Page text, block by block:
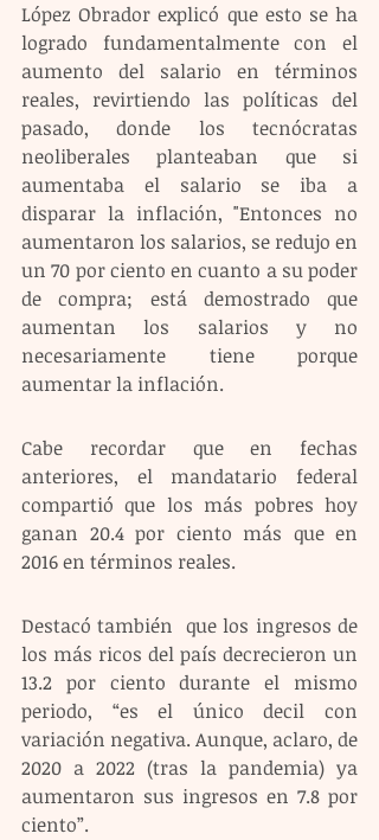
López Obrador explicó que esto se ha
logrado fundamentalmente con el
aumento del salario en términos
reales, revirtiendo las políticas del
pasado, donde los tecnócratas
neoliberales planteaban que si
aumentaba el salario se iba a
disparar la inflación, "Entonces no
aumentaron los salarios, se redujo en
un 70 por ciento en cuanto a su poder
de compra; está demostrado que
aumentan los salarios y no
necesariamente tiene porque
aumentar la inflación.
Cabe recordar que en fechas
anteriores, el mandatario federal
compartió que los más pobres hoy
ganan 20.4 por ciento más que en
2016 en términos reales.
Destacó también  que los ingresos de
los más ricos del país decrecieron un
13.2 por ciento durante el mismo
periodo, “es el único decil con
variación negativa. Aunque, aclaro, de
2020 a 2022 (tras la pandemia) ya
aumentaron sus ingresos en 7.8 por
ciento”.